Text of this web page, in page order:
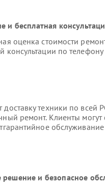
и бесплатная
оценка стоимости
консультации по
техники по всей
ремонт. Клиенты могут
и безопасное